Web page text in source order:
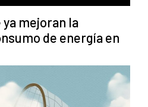
mejoran la
de energía en